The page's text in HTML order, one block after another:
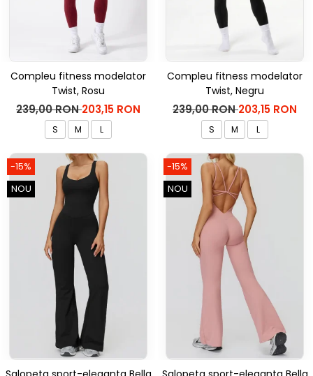
Compleu fitness modelator
Twist, Rosu
239,00 RON203,15 RON
S M L
Compleu fitness modelator
Twist, Negru
239,00 RON203,15 RON
S M L
-15%
NOU
-15%
NOU